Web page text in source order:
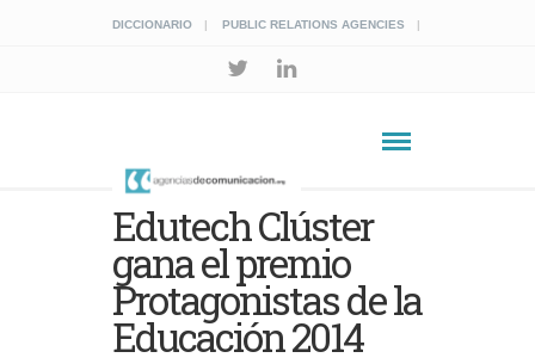
DICCIONARIO PUBLIC RELATIONS AGENCIES
Edutech Clúster
gana el premio
Protagonistas de la
Educación 2014